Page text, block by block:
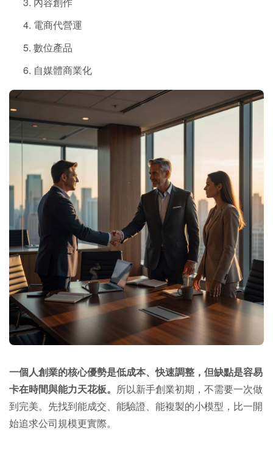
電商代營運
數位產品
自媒體商業化
一個人創業的核心優勢是低成本、快速調整，但缺點是容易
卡在時間與能力天花板。 所以新手創業初期，不需要一次做
到完美。先找到能成交、能驗證、能複製的小模型，比一開
始追求公司規模更實際。